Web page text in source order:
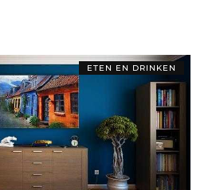
ETEN EN DRINKEN